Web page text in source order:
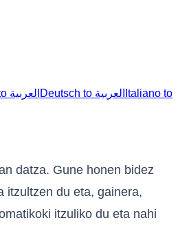
Español to العربية Deutsch to العربية Italiano to
datza. Gune honen bidez
itzultzen du eta, gainera,
itzuliko du eta nahi